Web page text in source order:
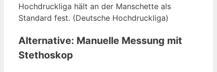
Hochdruckliga hält an der Manschette als
Standard fest. (Deutsche Hochdruckliga)
Alternative: Manuelle Messung mit
Stethoskop